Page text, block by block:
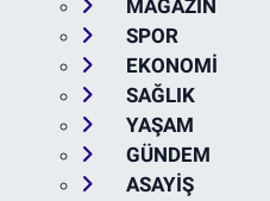
MAGAZİN
SPOR
EKONOMİ
SAĞLIK
YAŞAM
GÜNDEM
ASAYİŞ